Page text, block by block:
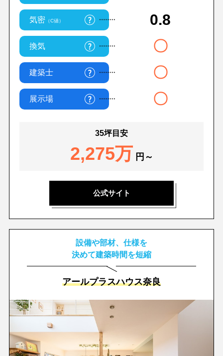
設備や部材、仕様を
決めて建築時間を短縮
アールプラスハウス奈良
気密（C値） 0.8
換気 〇
建築士 〇
展示場 〇
35坪目安
2,275万 円～
公式サイト